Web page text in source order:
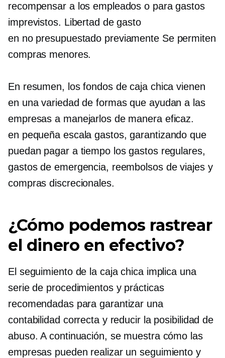
recompensar a los empleados o para gastos
imprevistos. Libertad de gasto
en no presupuestado previamenteSe permiten
compras menores.
En resumen, los fondos de caja chica vienen
en una variedad de formas que ayudan a las
empresas a manejarlos de manera eficaz.
en pequeña escala gastos, garantizando que
puedan pagar a tiempo los gastos regulares,
gastos de emergencia, reembolsos de viajes y
compras discrecionales.
¿Cómo podemos rastrear
el dinero en efectivo?
El seguimiento de la caja chica implica una
serie de procedimientos y prácticas
recomendadas para garantizar una
contabilidad correcta y reducir la posibilidad de
abuso. A continuación, se muestra cómo las
empresas pueden realizar un seguimiento y